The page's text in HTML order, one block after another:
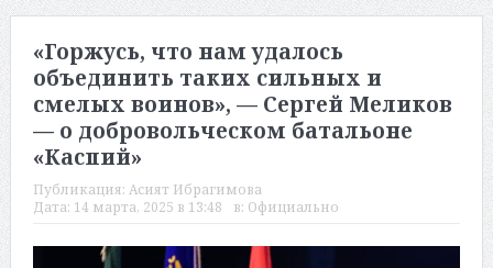
«Горжусь, что нам удалось
объединить таких сильных и
смелых воинов», — Сергей Меликов
— о добровольческом батальоне
«Каспий»
Публикация: Асият Ибрагимова
Дата: 14 марта, 2025 в 13:48 в: Официально